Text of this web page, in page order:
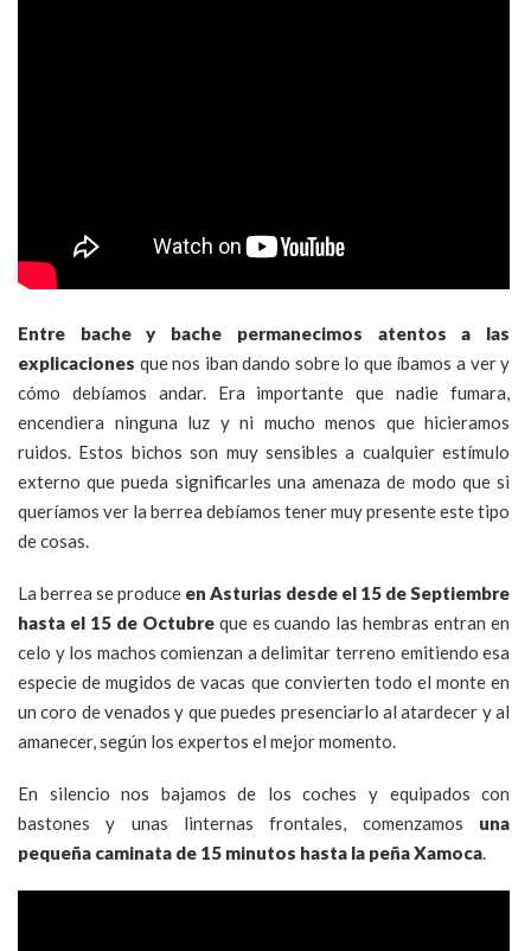
Entre bache y bache permanecimos atentos a las
explicaciones que nos iban dando sobre lo que íbamos a ver y
cómo debíamos andar. Era importante que nadie fumara,
encendiera ninguna luz y ni mucho menos que hicieramos
ruidos. Estos bichos son muy sensibles a cualquier estímulo
externo que pueda significarles una amenaza de modo que si
queríamos ver la berrea debíamos tener muy presente este tipo
de cosas.
La berrea se produce en Asturias desde el 15 de Septiembre
hasta el 15 de Octubreque es cuando las hembras entran en
celo y los machos comienzan a delimitar terreno emitiendo esa
especie de mugidos de vacas que convierten todo el monte en
un coro de venados y que puedes presenciarlo al atardecer y al
amanecer, según los expertos el mejor momento.
En silencio nos bajamos de los coches y equipados con
bastones y unas linternas frontales, comenzamos una
pequeña caminata de 15 minutos hasta la peña Xamoca.